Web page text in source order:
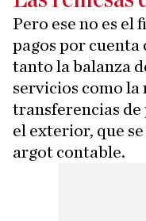
Pero ese no es el
pagos por
tanto la balanza
servicios como la
transferencias de
el exterior, que
argot contable.